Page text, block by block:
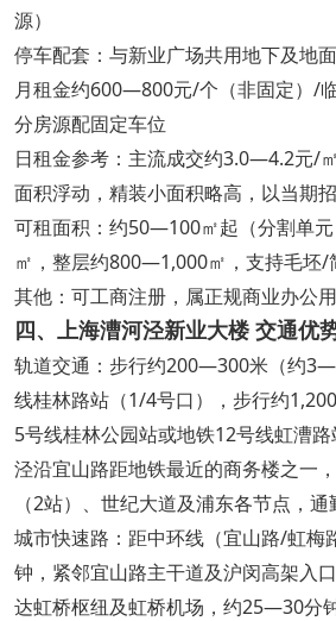
源）
停车配套：与新业广场共用地下及地
月租金约600—800元/个（非固定）/
分房源配固定车位
日租金参考：主流成交约3.0—4.2元/
面积浮动，精装小面积略高，以当期招
可租面积：约50—100㎡起（分割单
㎡，整层约800—1,000㎡，支持毛坯/
其他：可工商注册，属正规商业办公
四、上海漕河泾新业大楼 交通优
轨道交通：步行约200—300米（约
线桂林路站（1/4号口），步行约
5号线桂林公园站或地铁12号线虹漕
泾沿宜山路距地铁最近的商务楼之一
（2站）、世纪大道及浦东各节点，通
城市快速路：距中环线（宜山路/虹
钟，紧邻宜山路主干道及沪闵高架入
达虹桥枢纽及虹桥机场，约25—30分